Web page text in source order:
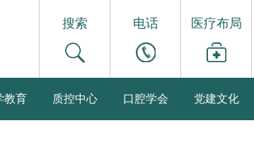
搜索 电话 医疗布局
教育 质控中心 口腔学会 党建文化